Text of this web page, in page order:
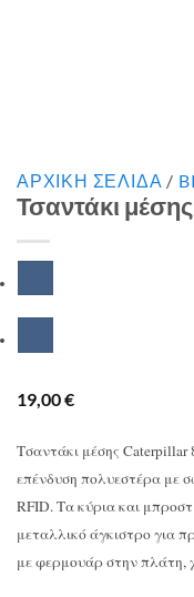
ΑΡΧΙΚΉ ΣΕΛΊΔΑ /
Τσαντάκι
19,00€
Τσαντάκι μέσης
επένδυση πολυεστέρα με
RFID. Τα κύρια και
μεταλλικό άγκιστρο για
με φερμουάρ στην πλάτη,